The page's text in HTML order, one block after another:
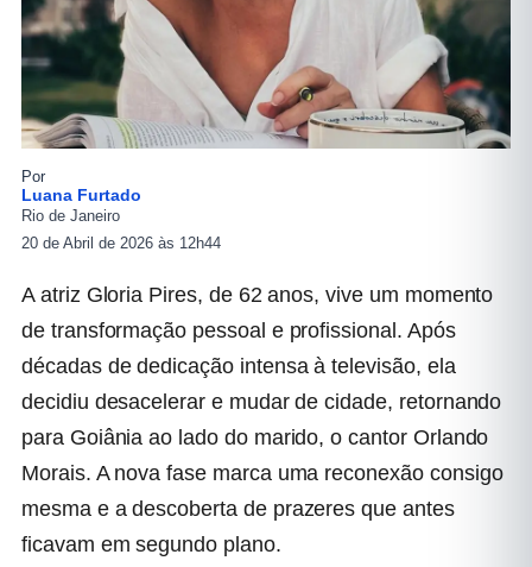
Por
Luana Furtado
Rio de Janeiro
20 de Abril de 2026 às 12h44
A atriz Gloria Pires, de 62 anos, vive um momento
de transformação pessoal e profissional. Após
décadas de dedicação intensa à televisão, ela
decidiu desacelerar e mudar de cidade, retornando
para Goiânia ao lado do marido, o cantor Orlando
Morais. A nova fase marca uma reconexão consigo
mesma e a descoberta de prazeres que antes
ficavam em segundo plano.